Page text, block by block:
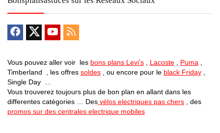
Vous pouvez aller voir les bons plans Levi’s Lacoste Puma
Timberland , les offres soldes , ou encore pour le black Friday
Single Day …
Vous trouverez toujours plus de bon plan en allant dans les
differentes catégories … Des vélos electriques pas chers , des
promos sur des centrales electrique mobiles